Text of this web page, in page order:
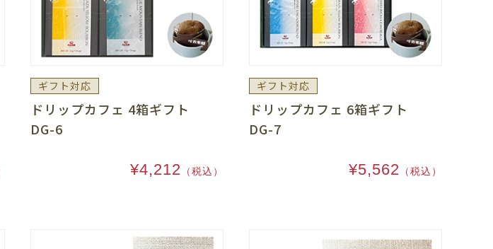
ギフト対応
ドリップカフェ 4箱ギフト
DG-6
¥4,212 （税込）
ギフト対応
ドリップカフェ 6箱ギフト
DG-7
¥5,562 （税込）